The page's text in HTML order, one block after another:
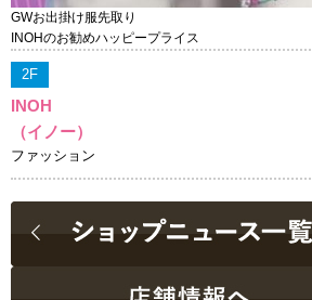
GWお出掛け服先取り
INOHのお勧めハッピープライス
2F
INOH
（イノー）
ファッション